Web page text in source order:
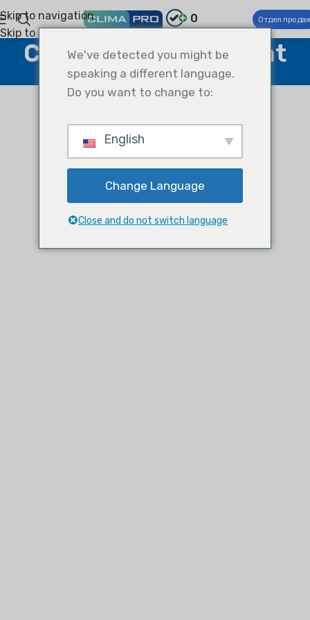
Skip to navigation
Skip to main content
0 Отдел
Climapro AI Assistant
Home Climapro AI Assistant
We've detected you might be
speaking a different language.
Do you want to change to:
English
Change Language
Close and do not switch language